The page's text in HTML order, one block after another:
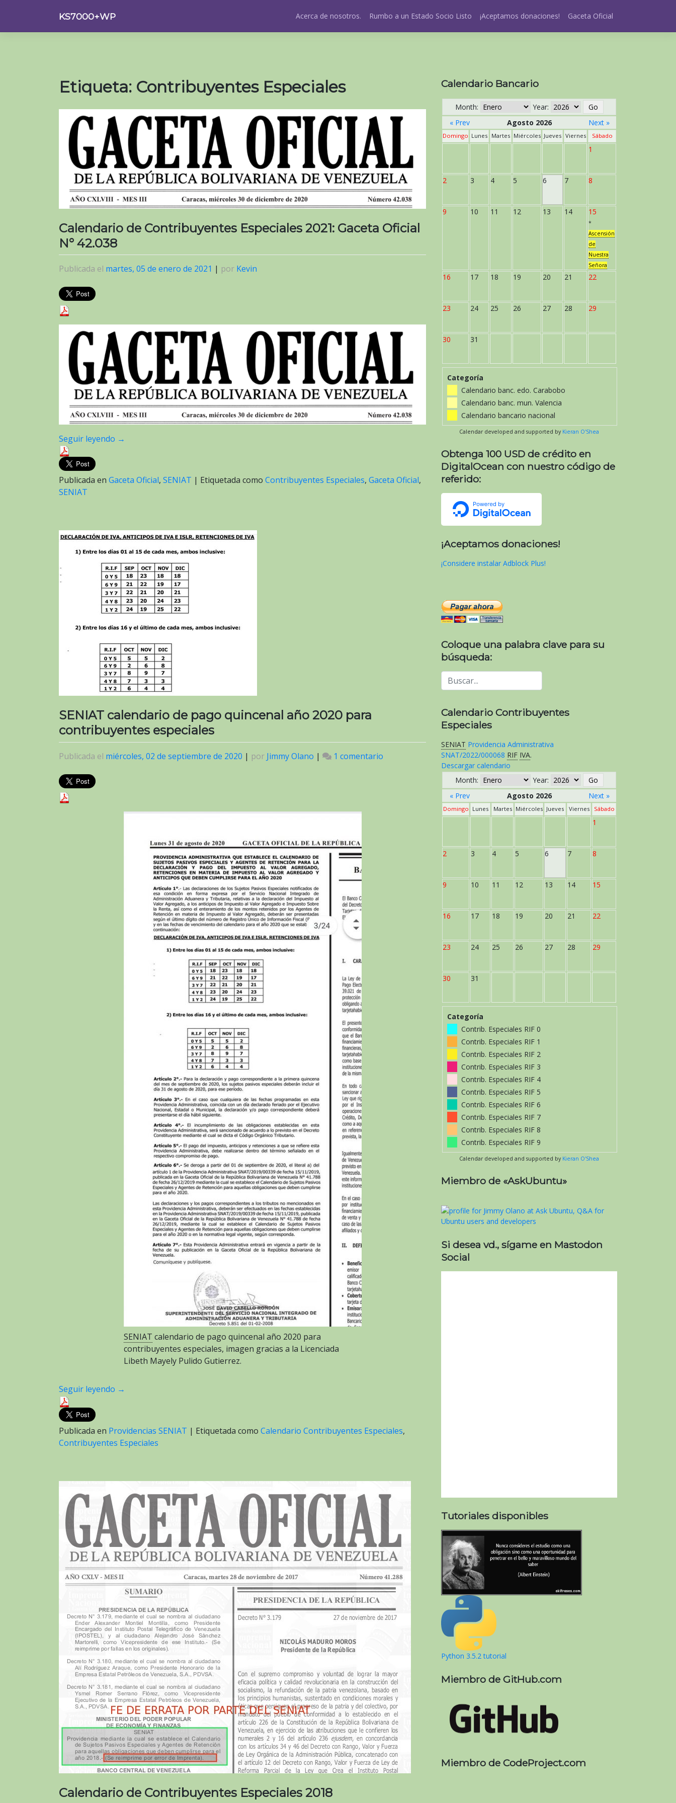
contenido
KS7000+WP Acerca de nosotros. Rumbo a un Estado Socio Listo ¡Aceptamos donaciones! Gaceta Oficial
Etiqueta: Contribuyentes Especiales
Calendario de Contribuyentes Especiales 2021: Gaceta Oficial
N° 42.038
Publicada el martes, 05 de enero de 2021 | por Kevin
Seguir leyendo →
Publicada en Gaceta Oficial, SENIAT | Etiquetada como Contribuyentes Especiales, Gaceta Oficial,
SENIAT
SENIAT calendario de pago quincenal año 2020 para
contribuyentes especiales
Publicada el miércoles, 02 de septiembre de 2020 | por Jimmy Olano | 1 comentario
SENIAT calendario de pago quincenal año 2020 para
contribuyentes especiales, imagen gracias a la Licenciada
Libeth Mayely Pulido Gutierrez.
Seguir leyendo →
Publicada en Providencias SENIAT | Etiquetada como Calendario Contribuyentes Especiales,
Contribuyentes Especiales
Calendario de Contribuyentes Especiales 2018
Calendario Bancario
Month:
Year:
« Prev
Agosto 2026 Next »
Domingo Lunes Martes Miércoles Jueves Viernes Sábado
1
2 3 4 5 6 7 8
9 10 11 12 13 14 15
*
Ascensión
de
Nuestra
Señora
16 17 18 19 20 21 22
23 24 25 26 27 28 29
30 31
Categoría
Calendario banc. edo. Carabobo
Calendario banc. mun. Valencia
Calendario bancario nacional
Calendar developed and supported by Kieran O'Shea
Obtenga 100 USD de crédito en
DigitalOcean con nuestro código de
referido:
¡Aceptamos donaciones!
¡Considere instalar Adblock Plus!
Coloque una palabra clave para su
búsqueda:
Calendario Contribuyentes
Especiales
SENIAT Providencia Administrativa
SNAT/2022/000068 RIF IVA.
Descargar calendario
Month:
Year:
« Prev
Agosto 2026 Next »
Domingo Lunes Martes Miércoles Jueves Viernes Sábado
1
2 3 4 5 6 7 8
9 10 11 12 13 14 15
16 17 18 19 20 21 22
23 24 25 26 27 28 29
30 31
Categoría
Contrib. Especiales RIF 0
Contrib. Especiales RIF 1
Contrib. Especiales RIF 2
Contrib. Especiales RIF 3
Contrib. Especiales RIF 4
Contrib. Especiales RIF 5
Contrib. Especiales RIF 6
Contrib. Especiales RIF 7
Contrib. Especiales RIF 8
Contrib. Especiales RIF 9
Calendar developed and supported by Kieran O'Shea
Miembro de «AskUbuntu»
Si desea vd., sígame en Mastodon
Social
Tutoriales disponibles
Python 3.5.2 tutorial
Miembro de GitHub.com
Miembro de CodeProject.com